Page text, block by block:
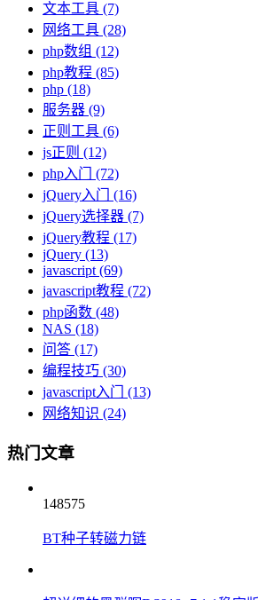
文本工具 (7)
网络工具 (28)
php数组 (12)
php教程 (85)
php (18)
服务器 (9)
正则工具 (6)
js正则 (12)
php入门
(72)
jQuery入门
(16)
jQuery选择器 (7)
jQuery教程 (17)
jQuery (13)
javascript (69)
javascript教程 (72)
php函数 (48)
NAS (18)
问答 (17)
编程技巧 (30)
javascript入门
(13)
网络知识 (24)
热门文章
148575
BT种子转磁力链